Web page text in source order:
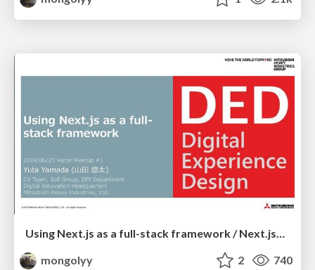
Using Next.js as a full-stack framework / Next.jsをフルスタックフレームワークとして使ってみた
mongolyy
2 740